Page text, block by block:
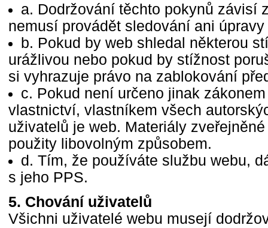
a. Dodržování těchto pokynů závisí
nemusí provádět sledování ani
b. Pokud by web shledal některou
urážlivou nebo pokud by stížnost
si vyhrazuje právo na zablokování
c. Pokud není určeno jinak
vlastnictví, vlastníkem všech
uživatelů je web. Materiály
použity libovolným způsobem.
d. Tím, že používáte službu webu,
s jeho PPS.
5. Chování uživatelů
Všichni uživatelé webu musejí